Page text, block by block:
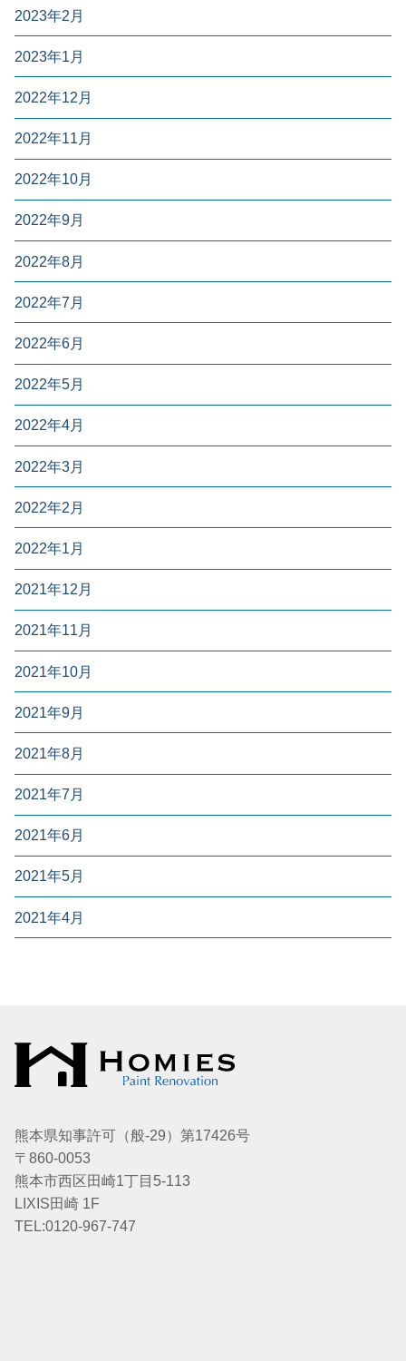
2023年2月
2023年1月
2022年12月
2022年11月
2022年10月
2022年9月
2022年8月
2022年7月
2022年6月
2022年5月
2022年4月
2022年3月
2022年2月
2022年1月
2021年12月
2021年11月
2021年10月
2021年9月
2021年8月
2021年7月
2021年6月
2021年5月
2021年4月
熊本県知事許可（般-29）第17426号
〒860-0053
熊本市西区田崎1丁目5-113
LIXIS田崎 1F
TEL:0120-967-747